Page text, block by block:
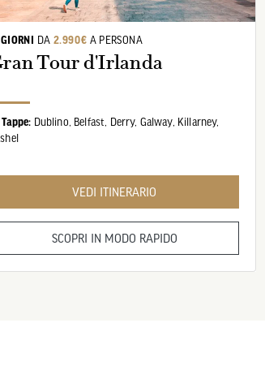
DA 2.990€ A PERSONA
Tour d'Irlanda
Tappe: Dublino, Belfast, Derry, Galway, Killarney,
VEDI ITINERARIO
SCOPRI IN MODO RAPIDO